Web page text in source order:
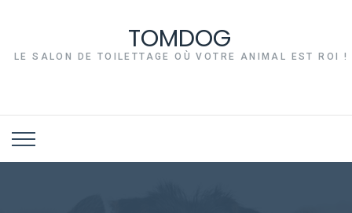
TOMDOG
LE SALON DE TOILETTAGE OÙ VOTRE ANIMAL EST ROI !